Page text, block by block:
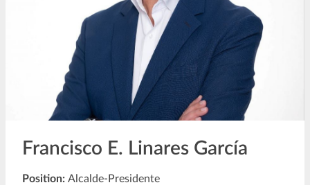
Francisco E. Linares García
Position: Alcalde-Presidente